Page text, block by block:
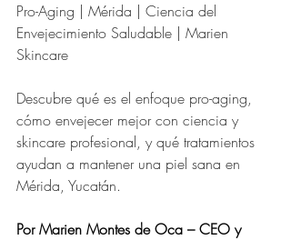
Pro-Aging | Mérida | Ciencia del
Envejecimiento Saludable | Marien
Skincare
Descubre qué es el enfoque pro-aging,
cómo envejecer mejor con ciencia y
skincare profesional, y qué tratamientos
ayudan a mantener una piel sana en
Mérida, Yucatán.
Por Marien Montes de Oca – CEO y